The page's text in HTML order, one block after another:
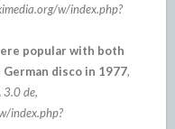
w/index.php?
popular with both
disco in 1977,
3.0 de,
index.php?